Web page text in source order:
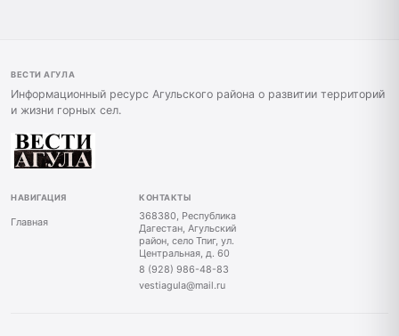
ВЕСТИ АГУЛА
Информационный ресурс Агульского района о развитии территорий
и жизни горных сел.
НАВИГАЦИЯ
Главная
КОНТАКТЫ
368380, Республика
Дагестан, Агульский
район, село Тпиг, ул.
Центральная, д. 60
8 (928) 986-48-83
vestiagula@mail.ru